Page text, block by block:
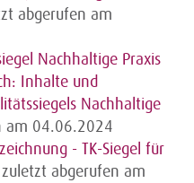
abgerufen am
Nachhaltige Praxis
Inhalte und
Nachhaltige
am 04.06.2024
- TK-Siegel für
zuletzt abgerufen am